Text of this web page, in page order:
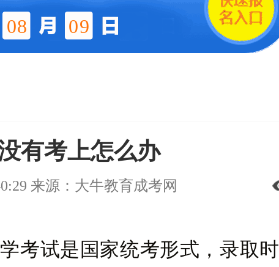
08 09
有考上怎么办
来源：大牛教育成考网
试是国家统考形式，录取时